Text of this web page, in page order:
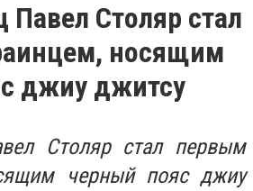
Павел Столяр стал
носящим
джиу джитсу
Столяр стал первым
черный пояс джиу